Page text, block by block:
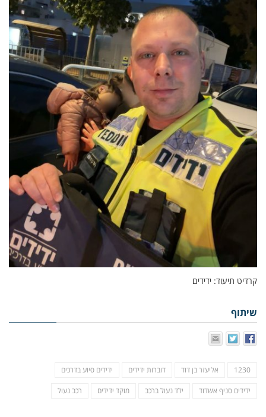
קרדיט תיעוד: ידידים
שיתוף
1230 אליעזר בן דוד דוברות ידידים ידידים סיוע בדרכים
ידידים סניף אשדוד ילד נעול ברכב מוקד ידידים רכב נעול